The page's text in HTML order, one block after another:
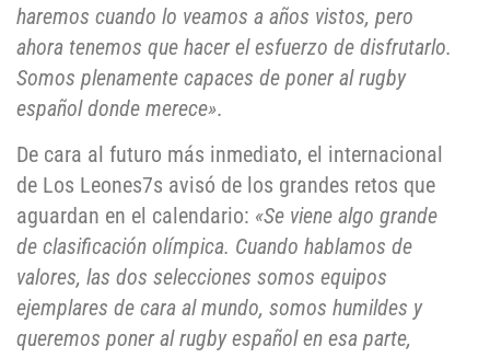
haremos cuando lo veamos a años vistos, pero
ahora tenemos que hacer el esfuerzo de disfrutarlo.
Somos plenamente capaces de poner al rugby
español donde merece».
De cara al futuro más inmediato, el internacional
de Los Leones7s avisó de los grandes retos que
aguardan en el calendario: «Se viene algo grande
de clasificación olímpica. Cuando hablamos de
valores, las dos selecciones somos equipos
ejemplares de cara al mundo, somos humildes y
queremos poner al rugby español en esa parte,